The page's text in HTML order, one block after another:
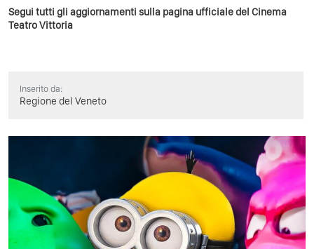
Segui tutti gli aggiornamenti sulla pagina ufficiale del Cinema
Teatro Vittoria
Inserito da:
Regione del Veneto